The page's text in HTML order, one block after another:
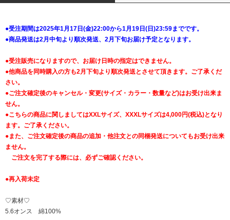
●受注期間は2025年1月17日(金)22:00から1月19日(日)23:59までです。
●商品発送は2月中旬より順次発送、2月下旬お届け予定となります。
●受注販売になりますので、お届け日時の指定はできません。
●他商品を同時購入の方も2月下旬より順次発送とさせて頂きます。ご了承くだ
さい。
●ご注文確定後のキャンセル・変更(サイズ・カラー・数量など)はお受け出来ま
せん。
●こちらの商品に関しましてはXXLサイズ、XXXLサイズは4,000円(税込)となり
ます。ご了承ください。
●また、ご注文確定後の商品の追加・他注文との同梱発送についてもお受け出来
ません。
ご注文を完了する際には、必ずご確認ください。
●再入荷未定
♡素材♡
5.6オンス 綿100%